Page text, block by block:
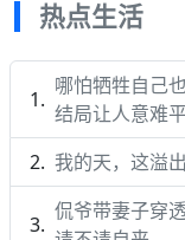
热点生活
哪怕牺牲自己
结局让人意难平
我的天，这溢
侃爷带妻子穿